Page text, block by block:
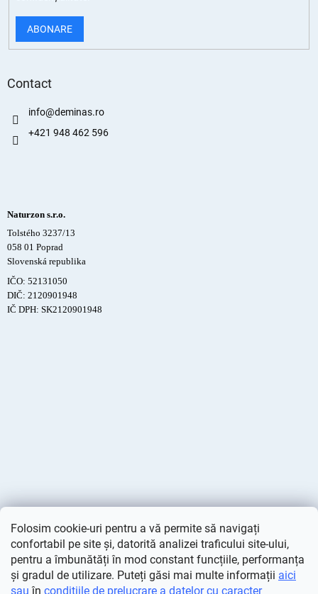
Folosim cookie-uri pentru a vă permite să navigați
confortabil pe site și, datorită analizei traficului site-ului,
pentru a îmbunătăți în mod constant funcțiile, performanța
și gradul de utilizare. Puteți găsi mai multe informații aici
sau în condițiile de prelucrare a datelor cu caracter
ABONARE
Contact
info@deminas.ro
+421 948 462 596
Naturzon s.r.o.
Tolstého 3237/13
058 01 Poprad
Slovenská republika
IČO: 52131050
DIČ: 2120901948
IČ DPH: SK2120901948